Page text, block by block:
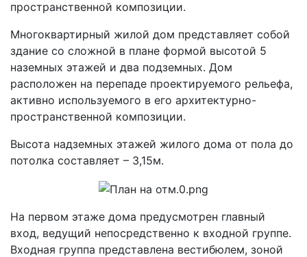
пространственной композиции.
Многоквартирный жилой дом представляет собой
здание со сложной в плане формой высотой 5
наземных этажей и два подземных. Дом
расположен на перепаде проектируемого рельефа,
активно используемого в его архитектурно-
пространственной композиции.
Высота надземных этажей жилого дома от пола до
потолка составляет – 3,15м.
На первом этаже дома предусмотрен главный
вход, ведущий непосредственно к входной группе.
Входная группа представлена ​​вестибюлем, зоной